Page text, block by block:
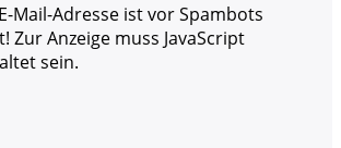
Mail-Adresse ist vor Spambots
Zur Anzeige muss JavaScript
sein.